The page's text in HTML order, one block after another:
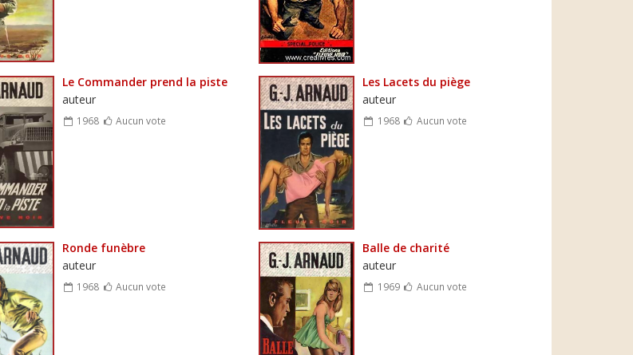
Le Commander prend la piste
auteur
1968 Aucun vote
Les Lacets du piège
auteur
1968 Aucun vote
Ronde funèbre
auteur
1968 Aucun vote
Balle de charité
auteur
1969 Aucun vote